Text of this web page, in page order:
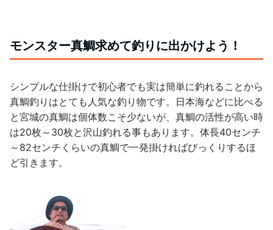
モンスター真鯛求めて釣りに出かけよう！
シンプルな仕掛けで初心者でも実は簡単に釣れることから
真鯛釣りはとても人気な釣り物です。日本海などに比べる
と宮城の真鯛は個体数こそ少ないが、真鯛の活性が高い時
は20枚～30枚と沢山釣れる事もあります。体長40センチ
～82センチくらいの真鯛で一発掛ければびっくりするほ
ど引きます。